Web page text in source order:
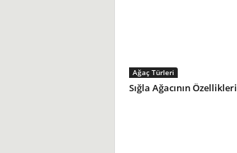
Ağaç Türleri
Sığla Ağacının Özellikleri